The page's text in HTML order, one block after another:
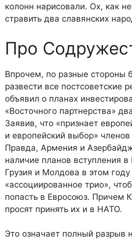
колонн нарисовали. Ох, как
стравить два славянских
Про
Впрочем, по разные стороны
развести все постсоветские
объявил о планах
«Восточного партнерства»
Заявив, что «признает
и европейский выбор»
Правда, Армения и
наличие планов вступления
Грузия и Молдова в этом
«ассоциированное трио»,
попасть в Евросоюз. Причем
просят принять их и в НАТО.
Это означает полный разрыв